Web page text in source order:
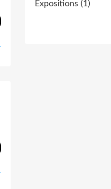
Expositions (1)